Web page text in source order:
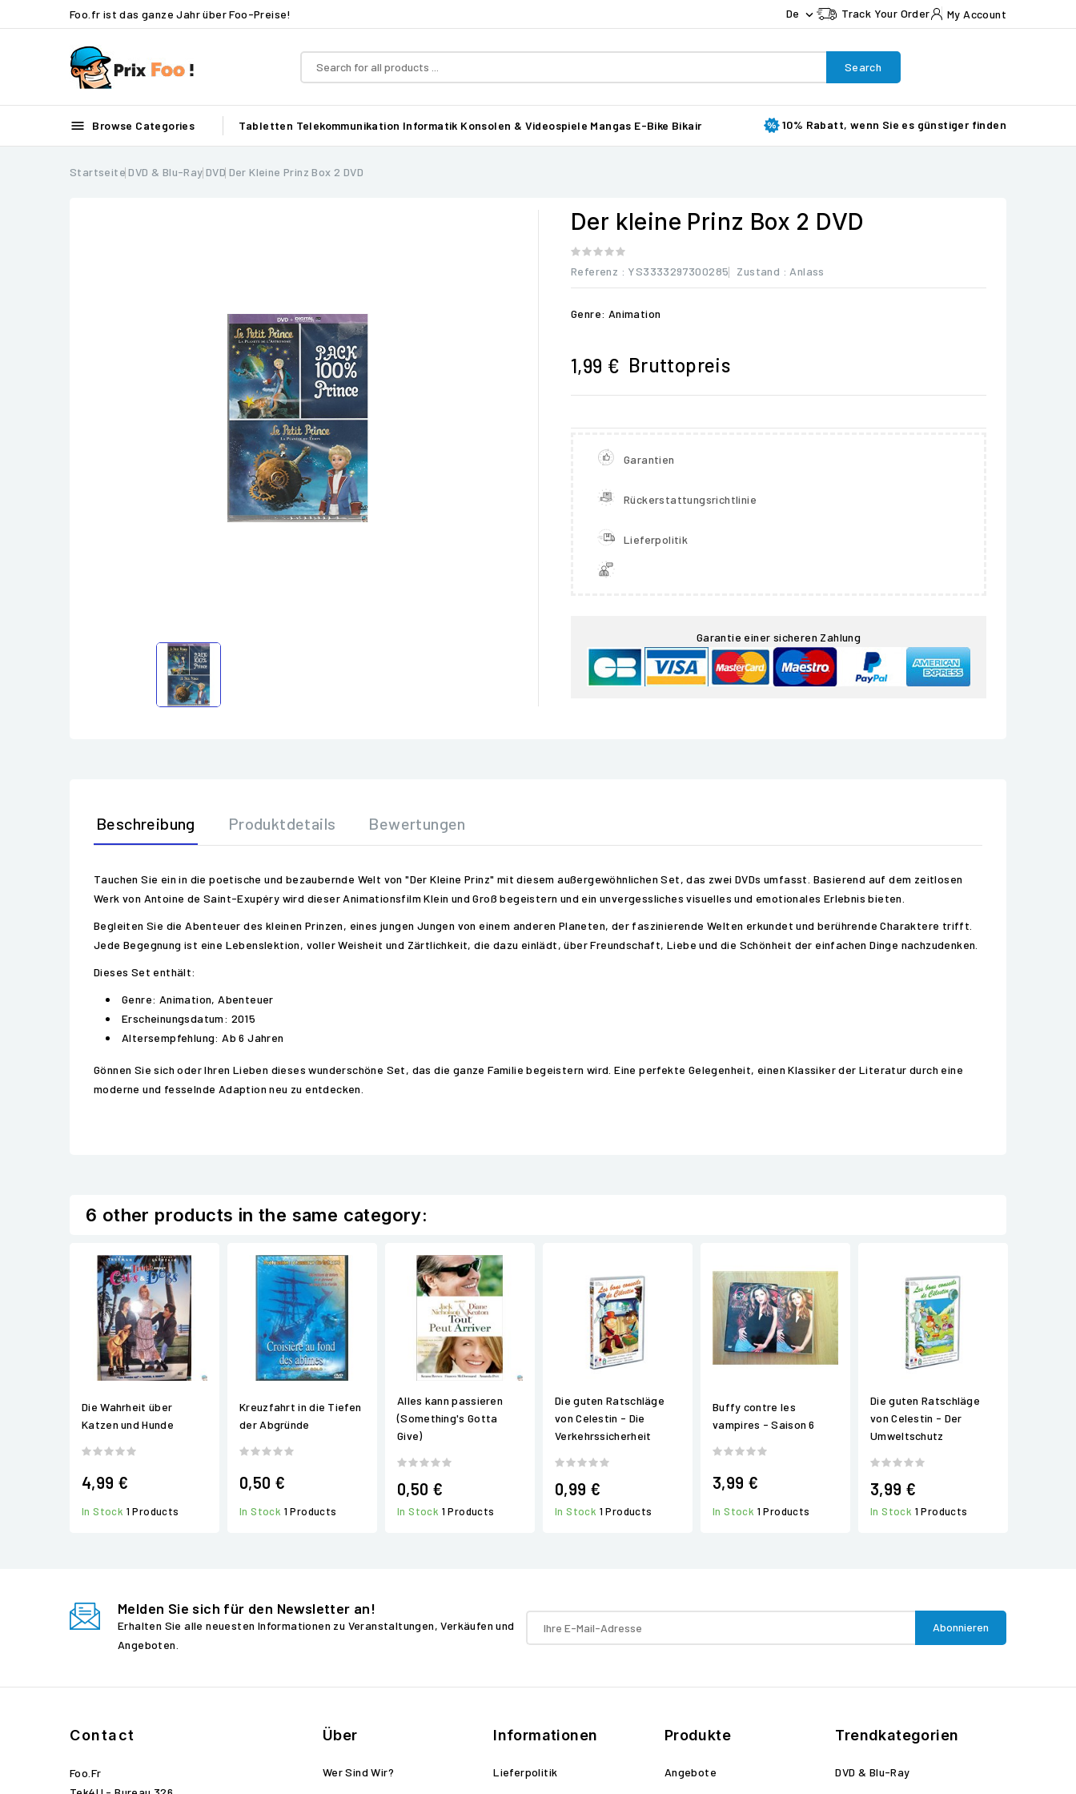
Foo.fr ist das ganze Jahr über Foo-Preise! De  Track Your Order My Account
Search
 Browse Categories Tabletten Telekommunikation Informatik Konsolen & Videospiele Mangas E-Bike Bikair 10% Rabatt, wenn Sie es günstiger finden
Startseite DVD & Blu-Ray DVD Der Kleine Prinz Box 2 DVD
Der kleine Prinz Box 2 DVD
Referenz : YS3333297300285 Zustand : Anlass
Genre: Animation
1,99 € Bruttopreis
Garantien
Rückerstattungsrichtlinie
Lieferpolitik
Garantie einer sicheren Zahlung
Beschreibung Produktdetails Bewertungen
Tauchen Sie ein in die poetische und bezaubernde Welt von "Der Kleine Prinz" mit diesem außergewöhnlichen Set, das zwei DVDs umfasst. Basierend auf dem zeitlosen
Werk von Antoine de Saint-Exupéry wird dieser Animationsfilm Klein und Groß begeistern und ein unvergessliches visuelles und emotionales Erlebnis bieten.
Begleiten Sie die Abenteuer des kleinen Prinzen, eines jungen Jungen von einem anderen Planeten, der faszinierende Welten erkundet und berührende Charaktere trifft.
Jede Begegnung ist eine Lebenslektion, voller Weisheit und Zärtlichkeit, die dazu einlädt, über Freundschaft, Liebe und die Schönheit der einfachen Dinge nachzudenken.
Dieses Set enthält:
Genre: Animation, Abenteuer
Erscheinungsdatum: 2015
Altersempfehlung: Ab 6 Jahren
Gönnen Sie sich oder Ihren Lieben dieses wunderschöne Set, das die ganze Familie begeistern wird. Eine perfekte Gelegenheit, einen Klassiker der Literatur durch eine
moderne und fesselnde Adaption neu zu entdecken.
6 other products in the same category:
Die Wahrheit über
Katzen und Hunde
4,99 €
In Stock 1 Products
Kreuzfahrt in die Tiefen
der Abgründe
0,50 €
In Stock 1 Products
Alles kann passieren
(Something's Gotta
Give)
0,50 €
In Stock 1 Products
Die guten Ratschläge
von Celestin - Die
Verkehrssicherheit
0,99 €
In Stock 1 Products
Buffy contre les
vampires - Saison 6
3,99 €
In Stock 1 Products
Die guten Ratschläge
von Celestin - Der
Umweltschutz
3,99 €
In Stock 1 Products
Melden Sie sich für den Newsletter an!
Erhalten Sie alle neuesten Informationen zu Veranstaltungen, Verkäufen und
Angeboten.
Contact
Foo.fr
Über
Wer Sind Wir?
Informationen
Lieferpolitik
Produkte
Angebote
Trendkategorien
DVD & Blu-Ray